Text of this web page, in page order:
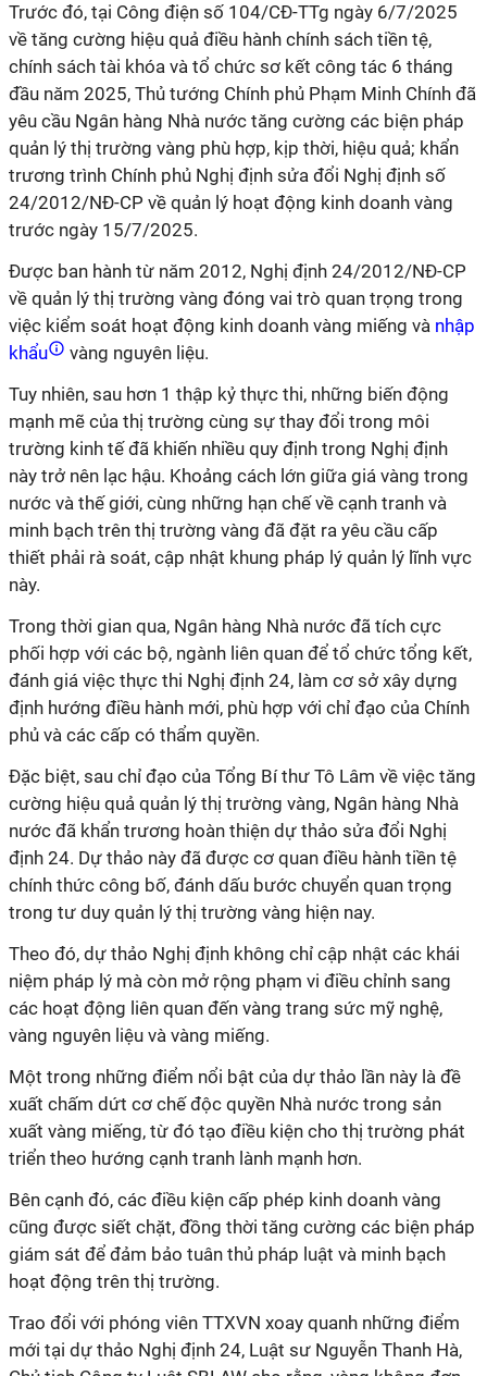
Trước đó, tại Công điện số 104/CĐ-TTg ngày 6/7/2025
về tăng cường hiệu quả điều hành chính sách tiền tệ,
chính sách tài khóa và tổ chức sơ kết công tác 6 tháng
đầu năm 2025, Thủ tướng Chính phủ Phạm Minh Chính đã
yêu cầu Ngân hàng Nhà nước tăng cường các biện pháp
quản lý thị trường vàng phù hợp, kịp thời, hiệu quả; khẩn
trương trình Chính phủ Nghị định sửa đổi Nghị định số
24/2012/NĐ-CP về quản lý hoạt động kinh doanh vàng
trước ngày 15/7/2025.
Được ban hành từ năm 2012, Nghị định 24/2012/NĐ-CP
về quản lý thị trường vàng đóng vai trò quan trọng trong
việc kiểm soát hoạt động kinh doanh vàng miếng và nhập
khẩu
vàng nguyên liệu.
Tuy nhiên, sau hơn 1 thập kỷ thực thi, những biến động
mạnh mẽ của thị trường cùng sự thay đổi trong môi
trường kinh tế đã khiến nhiều quy định trong Nghị định
này trở nên lạc hậu. Khoảng cách lớn giữa giá vàng trong
nước và thế giới, cùng những hạn chế về cạnh tranh và
minh bạch trên thị trường vàng đã đặt ra yêu cầu cấp
thiết phải rà soát, cập nhật khung pháp lý quản lý lĩnh vực
này.
Trong thời gian qua, Ngân hàng Nhà nước đã tích cực
phối hợp với các bộ, ngành liên quan để tổ chức tổng kết,
đánh giá việc thực thi Nghị định 24, làm cơ sở xây dựng
định hướng điều hành mới, phù hợp với chỉ đạo của Chính
phủ và các cấp có thẩm quyền.
Đặc biệt, sau chỉ đạo của Tổng Bí thư Tô Lâm về việc tăng
cường hiệu quả quản lý thị trường vàng, Ngân hàng Nhà
nước đã khẩn trương hoàn thiện dự thảo sửa đổi Nghị
định 24. Dự thảo này đã được cơ quan điều hành tiền tệ
chính thức công bố, đánh dấu bước chuyển quan trọng
trong tư duy quản lý thị trường vàng hiện nay.
Theo đó, dự thảo Nghị định không chỉ cập nhật các khái
niệm pháp lý mà còn mở rộng phạm vi điều chỉnh sang
các hoạt động liên quan đến vàng trang sức mỹ nghệ,
vàng nguyên liệu và vàng miếng.
Một trong những điểm nổi bật của dự thảo lần này là đề
xuất chấm dứt cơ chế độc quyền Nhà nước trong sản
xuất vàng miếng, từ đó tạo điều kiện cho thị trường phát
triển theo hướng cạnh tranh lành mạnh hơn.
Bên cạnh đó, các điều kiện cấp phép kinh doanh vàng
cũng được siết chặt, đồng thời tăng cường các biện pháp
giám sát để đảm bảo tuân thủ pháp luật và minh bạch
hoạt động trên thị trường.
Trao đổi với phóng viên TTXVN xoay quanh những điểm
mới tại dự thảo Nghị định 24, Luật sư Nguyễn Thanh Hà,